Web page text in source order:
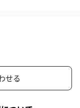
す。
せる